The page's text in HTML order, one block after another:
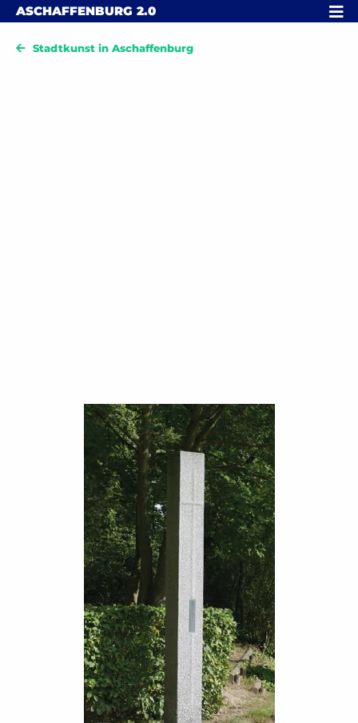
Skip to content
ASCHAFFENBURG 2.0 MENÜ
Stadtkunst in Aschaffenburg